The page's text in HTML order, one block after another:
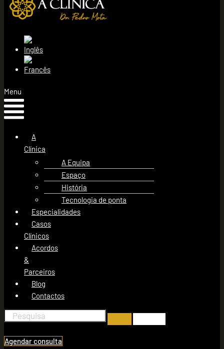
Menu
A
Clínica
A Equipa
Espaço
História
Tecnologia de ponta
Especialidades
Casos
Clínicos
Acordos
&
Parceiros
Blog
Contactos
Agendar consulta